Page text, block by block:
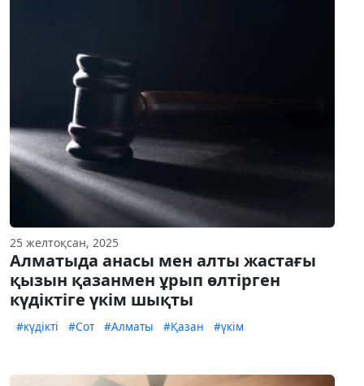
25 желтоқсан, 2025
Алматыда анасы мен алты жастағы
қызын қазанмен ұрып өлтірген
күдіктіге үкім шықты
#күдікті #Сот #Алматы #Қазан #үкім